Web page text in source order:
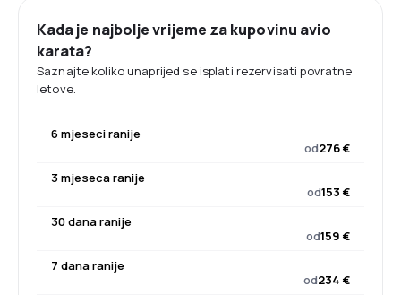
Kada je najbolje vrijeme za kupovinu avio
karata?
Saznajte koliko unaprijed se isplati rezervisati povratne
letove.
6 mjeseci ranije
od276 €
3 mjeseca ranije
od153 €
30 dana ranije
od159 €
7 dana ranije
od234 €